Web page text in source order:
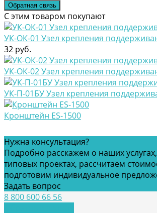
Обратная связь
С этим товаром покупают
УК-ОК-01 Узел крепления
32 руб.
УК-ОК-02 Узел крепления
УК-П-01БУ Узел крепления
Кронштейн ES-1500
Нужна консультация?
Подробно расскажем о наших
типовых проектах, рассчитаем
подготовим индивидуальное
Задать вопрос
8 800 600 66 56